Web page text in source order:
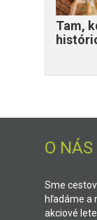
Tam,
O NÁS
Sme
hľadáme a
akciové